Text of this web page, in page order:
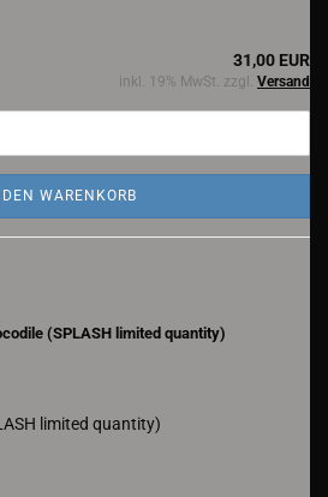
31,00 EUR
inkl. 19% MwSt. zzgl. Versand
DEN WARENKORB
limited quantity)